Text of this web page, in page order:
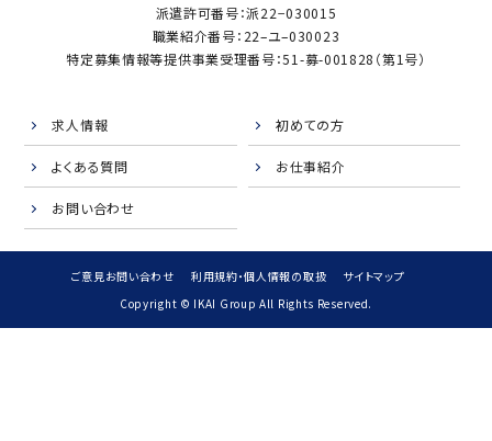
派遣許可番号：派22−030015
職業紹介番号：22–ユ–030023
特定募集情報等提供事業受理番号：51-募-001828（第1号）
求人情報 初めての方
よくある質問 お仕事紹介
お問い合わせ
ご意見お問い合わせ 利用規約・個人情報の取扱
サイトマップ
Copyright © IKAI Group All Rights Reserved.